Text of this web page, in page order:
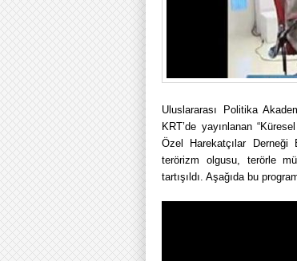
Uluslararası Politika
KRT’de yayınlanan
Özel Harekatçılar Derneği
terörizm olgusu, terörle
tartışıldı. Aşağıda bu